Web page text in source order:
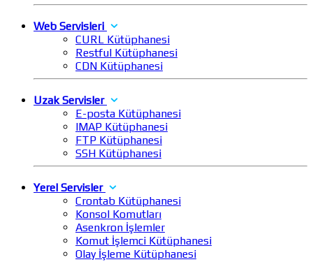
Web Servisleri
CURL Kütüphanesi
Restful Kütüphanesi
CDN Kütüphanesi
Uzak Servisler
E-posta Kütüphanesi
IMAP Kütüphanesi
FTP Kütüphanesi
SSH Kütüphanesi
Yerel Servisler
Crontab Kütüphanesi
Konsol Komutları
Asenkron İşlemler
Komut İşlemci Kütüphanesi
Olay İşleme Kütüphanesi